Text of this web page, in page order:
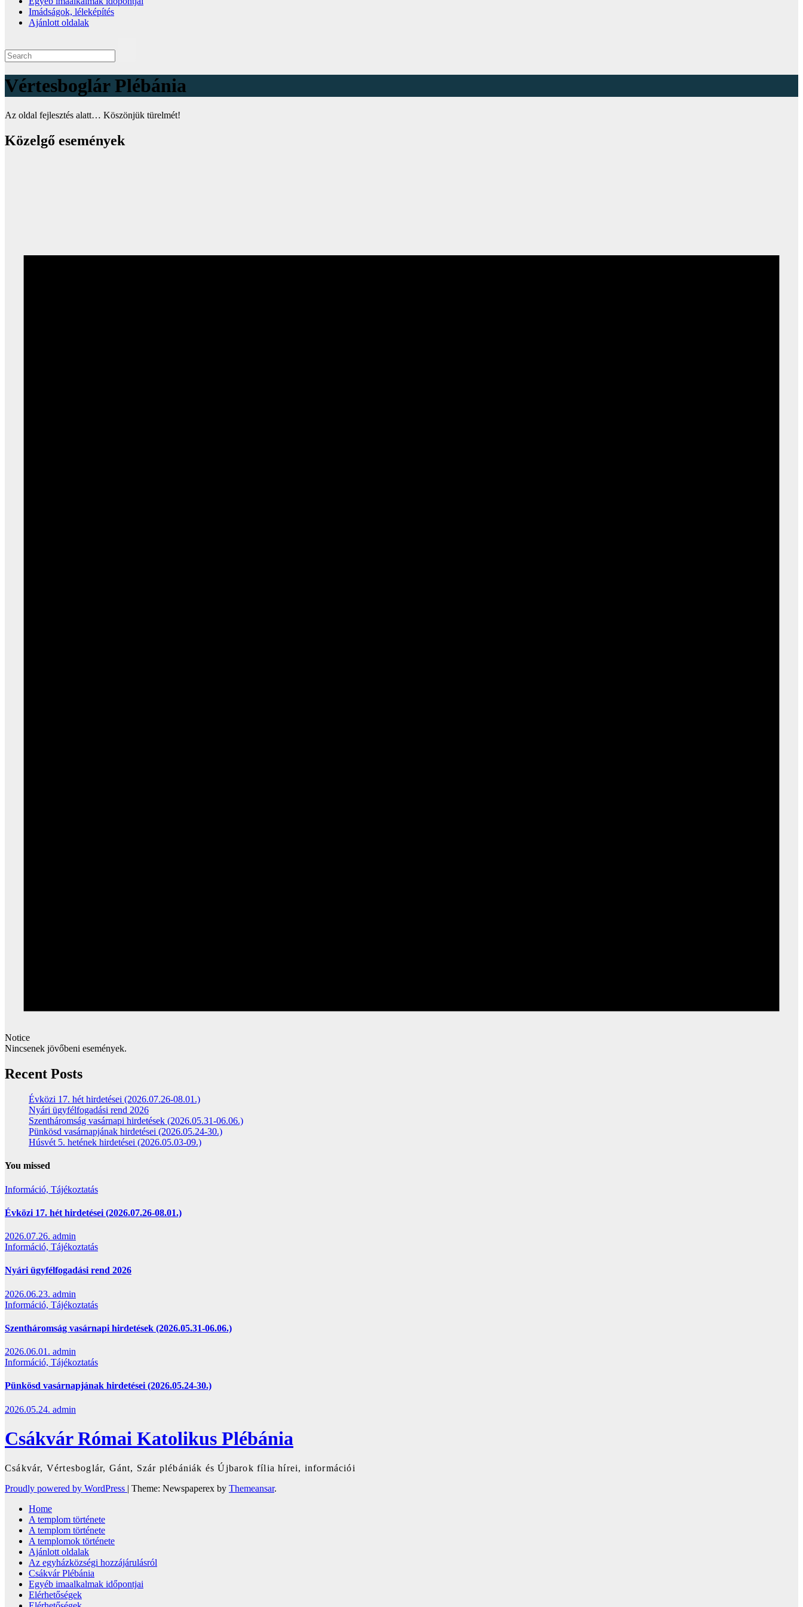
Imádságok, léleképítés
Ajánlott oldalak
Vértesboglár Plébánia
Az oldal fejlesztés alatt… Köszönjük türelmét!
Közelgő események
Notice
Nincsenek jövőbeni események.
Recent Posts
Évközi 17. hét hirdetései (2026.07.26-08.01.)
Nyári ügyfélfogadási rend 2026
Szentháromság vasárnapi hirdetések (2026.05.31-06.06.)
Pünkösd vasárnapjának hirdetései (2026.05.24-30.)
Húsvét 5. hetének hirdetései (2026.05.03-09.)
You missed
Információ, Tájékoztatás
Évközi 17. hét hirdetései (2026.07.26-08.01.)
2026.07.26. admin
Információ, Tájékoztatás
Nyári ügyfélfogadási rend 2026
2026.06.23. admin
Információ, Tájékoztatás
Szentháromság vasárnapi hirdetések (2026.05.31-06.06.)
2026.06.01. admin
Információ, Tájékoztatás
Pünkösd vasárnapjának hirdetései (2026.05.24-30.)
2026.05.24. admin
Csákvár Római Katolikus Plébánia
Csákvár, Vértesboglár, Gánt, Szár plébániák és Újbarok fília hírei, információi
Proudly powered by WordPress | Theme: Newspaperex by Themeansar.
Home
A templom története
A templom története
A templomok története
Ajánlott oldalak
Az egyházközségi hozzájárulásról
Csákvár Plébánia
Egyéb imaalkalmak időpontjai
Elérhetőségek